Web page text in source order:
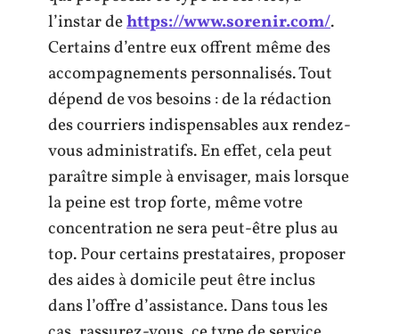
l’instar dehttps://www.sorenir.com/.
Certains d’entre eux offrent même des
accompagnements personnalisés. Tout
dépend de vos besoins : de la rédaction
des courriers indispensables aux rendez-
vous administratifs. En effet, cela peut
paraître simple à envisager, mais lorsque
la peine est trop forte, même votre
concentration ne sera peut-être plus au
top. Pour certains prestataires, proposer
des aides à domicile peut être inclus
dans l’offre d’assistance. Dans tous les